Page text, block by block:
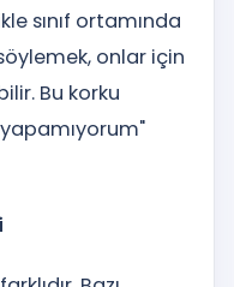
sınıf ortamında
onlar için
Bu korku